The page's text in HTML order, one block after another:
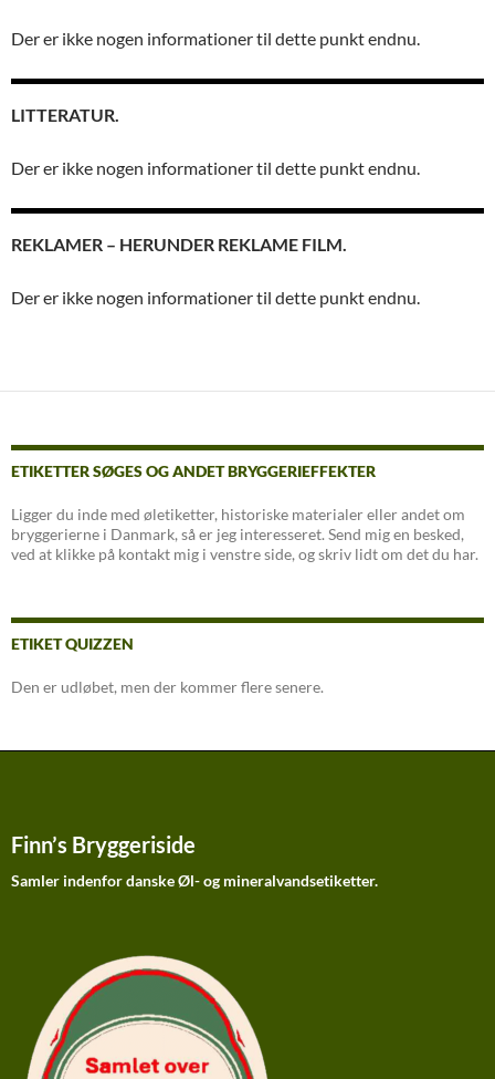
Der er ikke nogen informationer til dette punkt endnu.
LITTERATUR.
Der er ikke nogen informationer til dette punkt endnu.
REKLAMER – HERUNDER REKLAME FILM.
Der er ikke nogen informationer til dette punkt endnu.
ETIKETTER SØGES OG ANDET BRYGGERIEFFEKTER
Ligger du inde med øletiketter, historiske materialer eller andet om
bryggerierne i Danmark, så er jeg interesseret. Send mig en besked,
ved at klikke på kontakt mig i venstre side, og skriv lidt om det du har.
ETIKET QUIZZEN
Den er udløbet, men der kommer flere senere.
Finn’s Bryggeriside
Samler indenfor danske Øl- og mineralvandsetiketter.